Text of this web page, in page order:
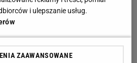
i ulepszanie usług.
ZAAWANSOWANE